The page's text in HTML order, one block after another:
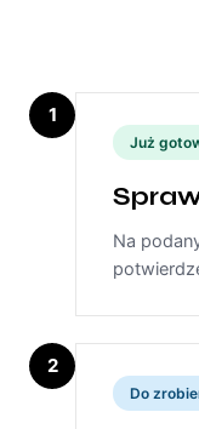
1
Już
Na
2
Do